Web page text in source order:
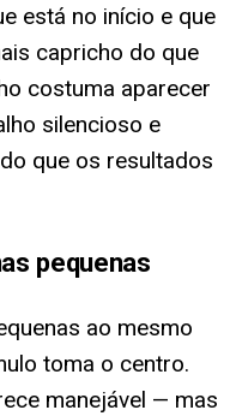
está no início e que
capricho do que
costuma aparecer
silencioso e
que os resultados
pequenas
ao mesmo
toma o centro.
manejável — mas